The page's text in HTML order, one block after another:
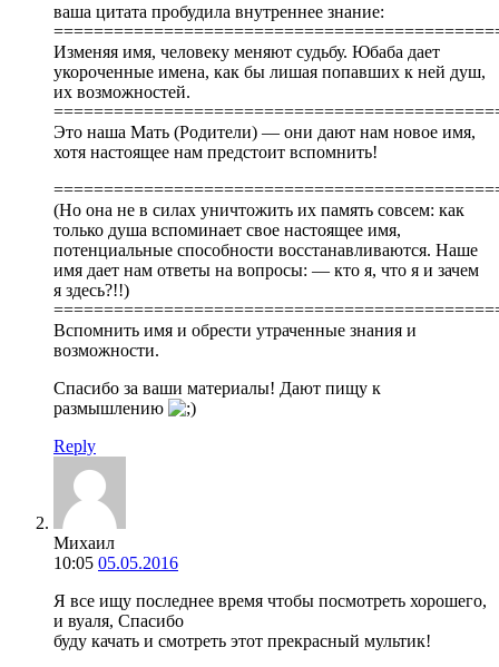
ваша цитата пробудила внутреннее знание:
Изменяя имя, человеку меняют судьбу. Юбаба дает
укороченные имена, как бы лишая попавших к ней душ,
их возможностей.
Это наша Мать (Родители) — они дают нам новое имя,
хотя настоящее нам предстоит вспомнить!
(Но она не в силах уничтожить их память совсем: как
только душа вспоминает свое настоящее имя,
потенциальные способности восстанавливаются. Наше
имя дает нам ответы на вопросы: — кто я, что я и зачем
я здесь?!!)
Вспомнить имя и обрести утраченные знания и
возможности.
Спасибо за ваши материалы! Дают пищу к
размышлению
Reply
Михаил
10:05 05.05.2016
Я все ищу последнее время чтобы посмотреть хорошего,
и вуаля, Спасибо
буду качать и смотреть этот прекрасный мультик!